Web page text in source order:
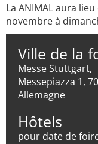
La ANIMAL aura
novembre à
Ville de la
Messe Stuttgart,
Messepiazza 1,
Allemagne
Hôtels
pour date de